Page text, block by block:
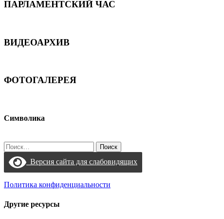
ПАРЛАМЕНТСКИЙ ЧАС
ВИДЕОАРХИВ
ФОТОГАЛЕРЕЯ
Символика
Найти:
Версия сайта для слабовидящих
Политика конфиденциальности
Другие ресурсы